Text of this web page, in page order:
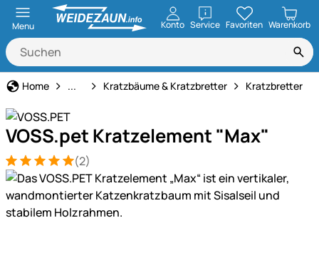
Menu Konto ServiceöffnenFavoriten Warenkorb
Home Katze
... Kratzbäume & Kratzbretter Kratzbretter
VOSS.pet Kratzelement "Max"
Bewertung: 5 von 5 (2 Bewertungen)
2 Bewertungen
(2)
Produktgalerie